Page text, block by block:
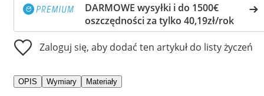
DARMOWE wysyłki i do 1500€
oszczędności za tylko 40,19zł/rok
Zaloguj się, aby dodać ten artykuł do listy życzeń
OPIS Wymiary Materiały